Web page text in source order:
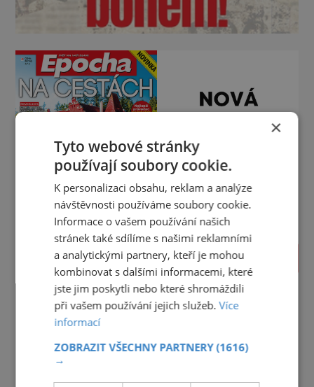
PROLISTOVAT
×
Tyto webové stránky
používají soubory cookie.
K personalizaci obsahu, reklam a analýze
návštěvnosti používáme soubory cookie.
Informace o vašem používání našich
stránek také sdílíme s našimi reklamními
a analytickými partnery, kteří je mohou
kombinovat s dalšími informacemi, které
jste jim poskytli nebo které shromáždili
při vašem používání jejich služeb.Více
informací
ZOBRAZIT VŠECHNY PARTNERY(1616)
→